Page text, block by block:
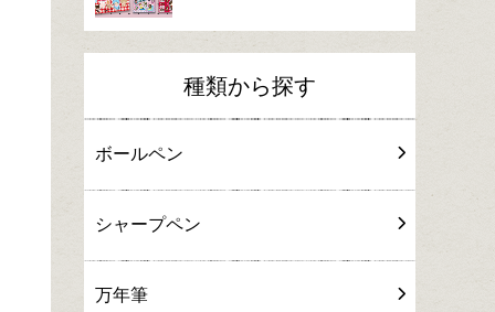
種類から探す
ボールペン
シャープペン
万年筆